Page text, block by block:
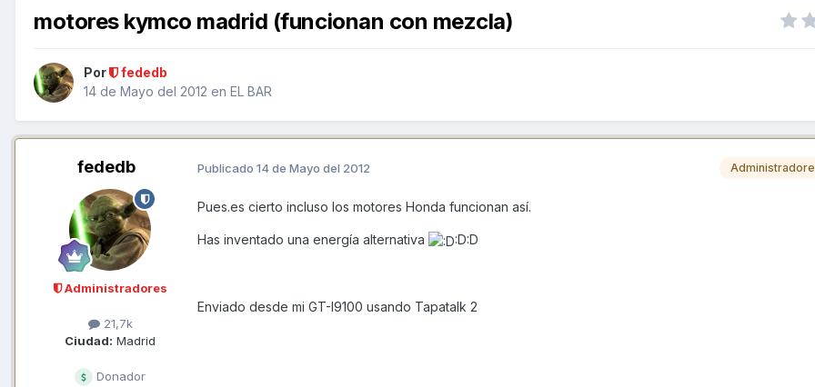
motores kymco madrid (funcionan con mezcla)
Por
fededb
14 de Mayo del 2012 en EL BAR
fededb
Administradores
21,7k
Ciudad: Madrid
Donador
Publicado 14 de Mayo del 2012
Pues.es cierto incluso los motores Honda funcionan así.
Has inventado una energía alternativa :D:D
Enviado desde mi GT-I9100 usando Tapatalk 2